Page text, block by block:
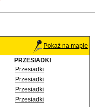
Pokaż na mapie
PRZESIADKI
Przesiadki
Przesiadki
Przesiadki
Przesiadki